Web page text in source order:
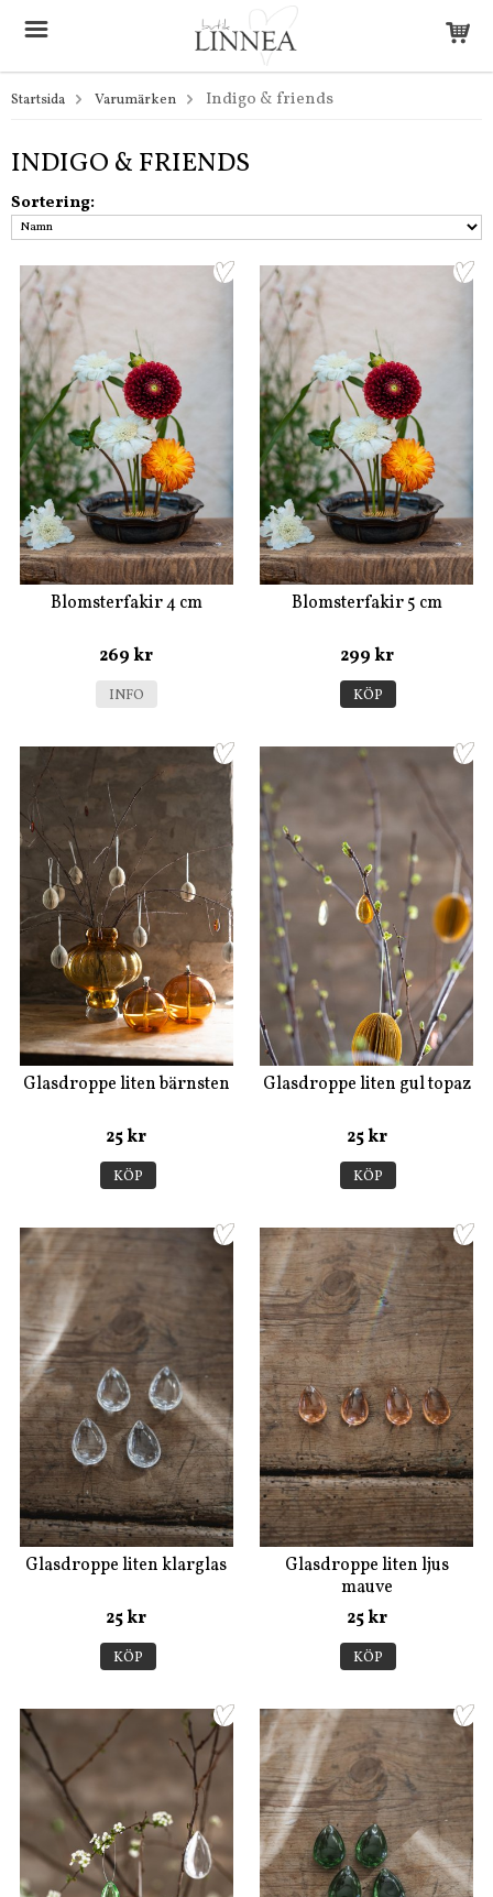
Startsida Varumärken Indigo & friends
INDIGO & FRIENDS
Sortering:
Blomsterfakir 4 cm
269 kr
INFO
Blomsterfakir 5 cm
299 kr
KÖP
Glasdroppe liten bärnsten
25 kr
KÖP
Glasdroppe liten gul topaz
25 kr
KÖP
Glasdroppe liten klarglas
25 kr
KÖP
Glasdroppe liten ljus
mauve
25 kr
KÖP